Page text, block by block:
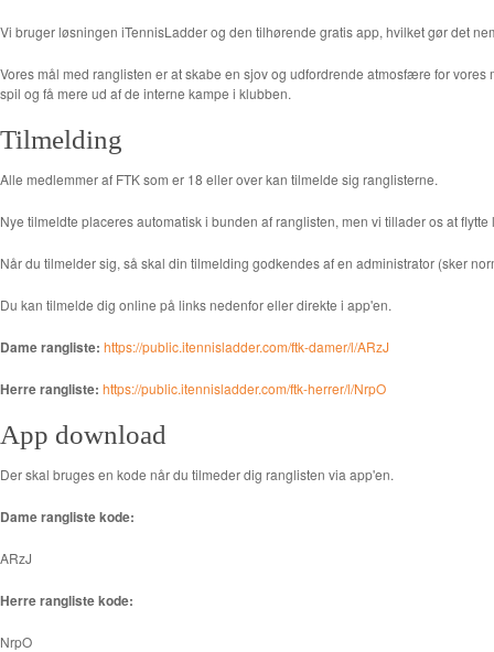
Vi bruger løsningen iTennisLadder og den tilhørende gratis app, hvilket gør det
Vores mål med ranglisten er at skabe en sjov og udfordrende atmosfære for
spil og få mere ud af de interne kampe i klubben.
Tilmelding
Alle medlemmer af FTK som er 18 eller over kan tilmelde sig ranglisterne.
Nye tilmeldte placeres automatisk i bunden af ranglisten, men vi tillader os at
Når du tilmelder sig, så skal din tilmelding godkendes af en administrator (sker
Du kan tilmelde dig online på links nedenfor eller direkte i app'en.
Dame rangliste: https://public.itennisladder.com/ftk-damer/l/ARzJ
Herre rangliste: https://public.itennisladder.com/ftk-herrer/l/NrpO
App download
Der skal bruges en kode når du tilmeder dig ranglisten via app'en.
Dame rangliste kode:
ARzJ
Herre rangliste kode:
NrpO